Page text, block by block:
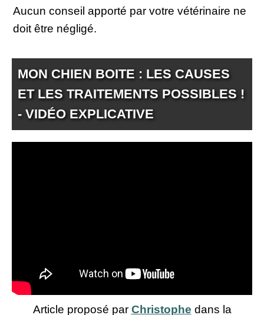
Aucun conseil apporté par votre vétérinaire ne
doit être négligé.
MON CHIEN BOITE : LES CAUSES
ET LES TRAITEMENTS POSSIBLES !
- VIDÉO EXPLICATIVE
Article proposé par Christophe dans la